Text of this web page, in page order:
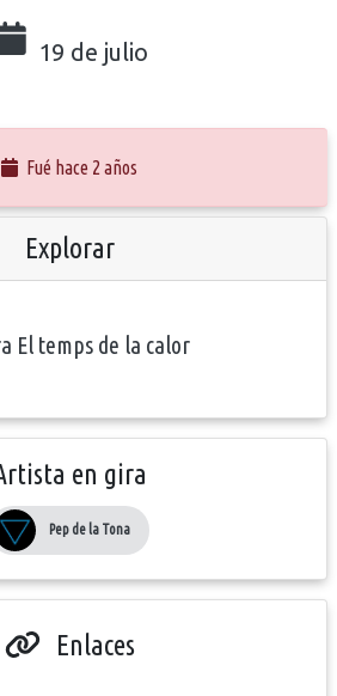
19 de julio
Fué hace 2 años
Explorar
El temps de la calor
en gira
Pep de la Tona
Enlaces